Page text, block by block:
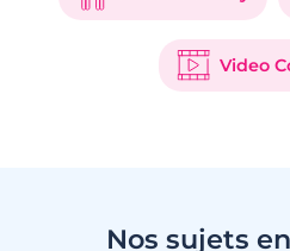
Video
Nos sujets